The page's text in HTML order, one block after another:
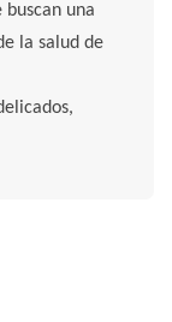
una
la salud de